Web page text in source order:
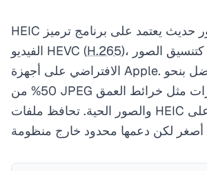
HEIC هو تنسيق صور حديث يعتمد على برنامج ترميز
الفيديو HEVC (H.265)، ويُستخدم كتنسيق الصور
الافتراضي على أجهزة Apple. يوفر ضغطًا أفضل بنحو
50% من JPEG مع دعم ميزات مثل خرائط العمق
والصور الحية. تحافظ ملفات HEIC على جودة أعلى